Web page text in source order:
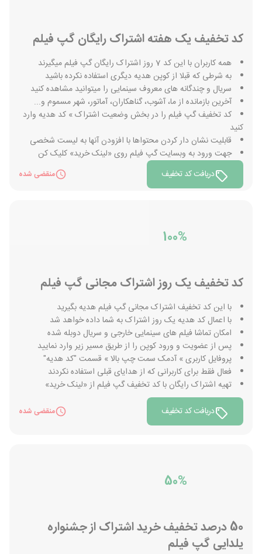
کد تخفیف یک هفته اشتراک رایگان گپ فیلم
همه کاربران با این کد 7 روز اشتراک رایگان گپ فیلم میگیرند
به شرطی که قبلا از کوپن هدیه دیگری استفاده نکرده باشید
سریال و چندگانه های معروف سینمایی را میتوانید مشاهده کنید
آخرین بازمانده از ما، آشوب، گناهکاران، آماتور، شهر مسموم و...
کد تخفیف گپ فیلم را در بخش وضعیت اشتراک » کد هدیه وارد
کنید
قابلیت نشان دار کردن محتواها با افزودن آنها به لیست شخصی
جهت ورود به وبسایت گپ فیلم روی «لینک خرید» کلیک کن
دریافت کد تخفیف
منقضی شده
100%
کد تخفیف یک روز اشتراک مجانی گپ فیلم
با این کد تخفیف اشتراک مجانی گپ فیلم هدیه بگیرید
با اعمال کد هدیه یک روز اشتراک به شما داده خواهد شد
امکان تماشا فیلم های سینمایی خارجی و سریال دوبله شده
پس از عضویت و ورود کوپن را از طریق مسیر زیر وارد نمایید
پروفایل کاربری » آدمک سمت چپ بالا » قسمت "کد هدیه"
فعال فقط برای کاربرانی که از هدایای قبلی استفاده نکردند
تهیه اشتراک رایگان با کد تخفیف گپ فیلم از «لینک خرید»
دریافت کد تخفیف
منقضی شده
50%
50 درصد تخفیف خرید اشتراک از جشنواره
یلدایی گپ فیلم